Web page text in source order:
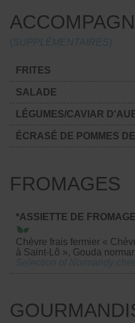
(SUPPLÉMENTAIRES )
FRITES
SALADE
LÉGUMES/CAVIAR
ÉCRASÉ DE POMMES
FROMAGES
*ASSIETTE DE
Chèvre frais fermier «
à Saint-Lô », Gouda